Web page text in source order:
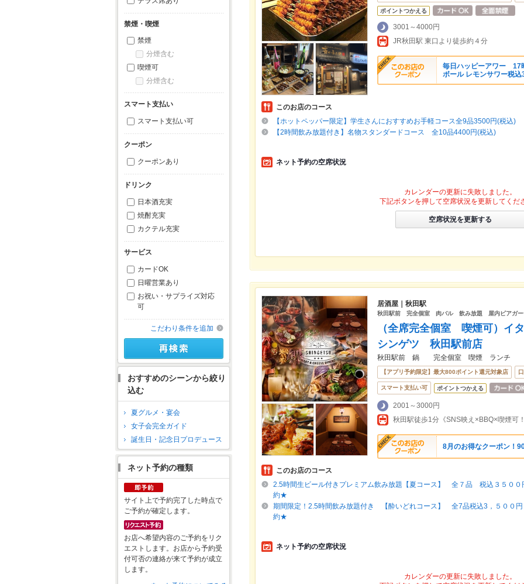
禁煙・喫煙
禁煙
分煙含む
喫煙可
分煙含む
スマート支払い
スマート支払い可
クーポン
クーポンあり
ドリンク
日本酒充実
焼酎充実
カクテル充実
サービス
カードOK
日曜営業あり
お祝い・サプライズ対応
可
こだわり条件を追加
おすすめのシーンから絞り
込む
夏グルメ・宴会
女子会完全ガイド
誕生日・記念日プロデュース
ネット予約の種類
サイト上で予約完了した時点で
ご予約が確定します。
お店へ希望内容のご予約をリク
エストします。お店から予約受
付可否の連絡が来て予約が成立
します。
ポイントつかえる
3001～4000円
JR秋田駅 東口より徒歩約４分
毎日ハッピーアワー 17
ボール レモンサワー税込
このお店のコース
【ホットペッパー限定】学生さんにおすすめお手軽コース全9品3500円(税込)
【2時間飲み放題付き】名物スタンダードコース 全10品4400円(税込)
ネット予約の空席状況
カレンダーの更新に失敗しました。
下記ボタンを押して空席状況を更新してくだ
空席状況を更新する
居酒屋｜秋田駅
秋田駅前 完全個室 肉バル 飲み放題 屋内ビアガー
（全席完全個室 喫煙可）イ
シンゲツ 秋田駅前店
秋田駅前 鍋 完全個室 喫煙 ランチ
【アプリ予約限定】最大800ポイント還元対象店
スマート支払い可 ポイントつかえる
2001～3000円
秋田駅徒歩1分《SNS映え×BBQ×喫煙可
8月のお得なクーポン！
このお店のコース
2.5時間生ビール付きプレミアム飲み放題【夏コース】 全７品 税込３５０
約★
期間限定！2.5時間飲み放題付き 【酔いどれコース】 全7品税込3，５００
約★
ネット予約の空席状況
カレンダーの更新に失敗しました。